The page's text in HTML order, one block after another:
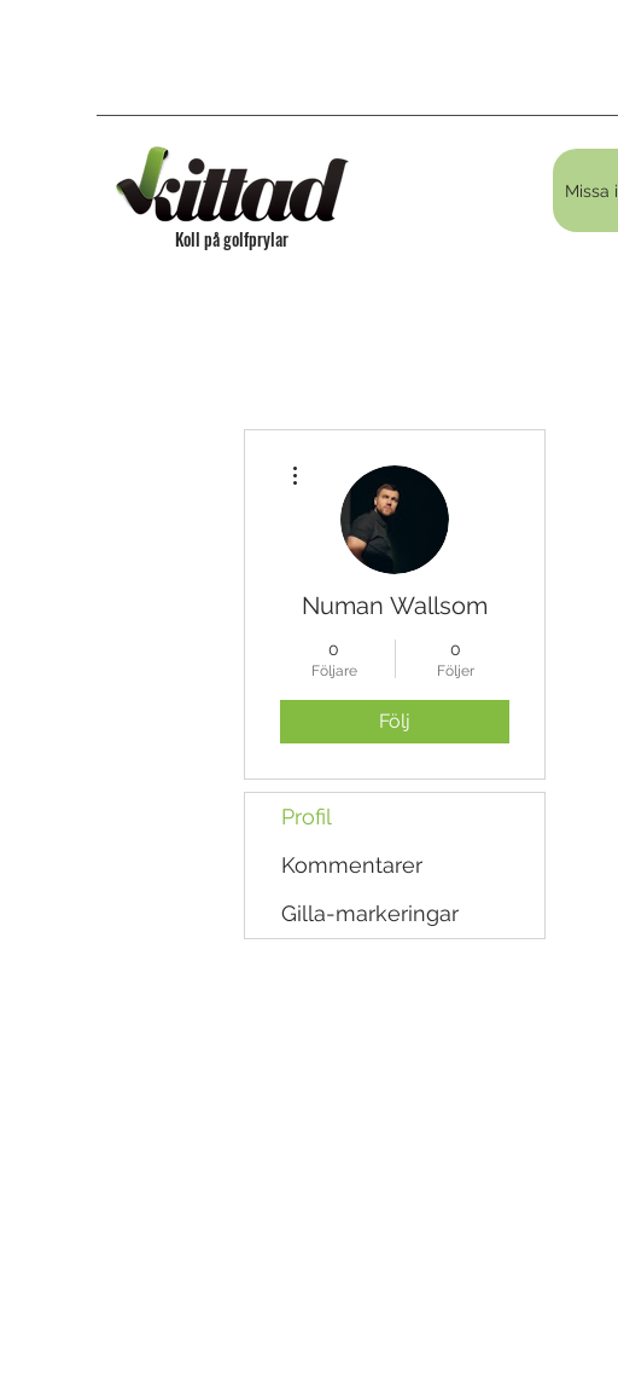
Koll på golfprylar
Numan Wallsom
0
Följare
0
Följer
Följ
Profil
Kommentarer
Gilla-markeringar